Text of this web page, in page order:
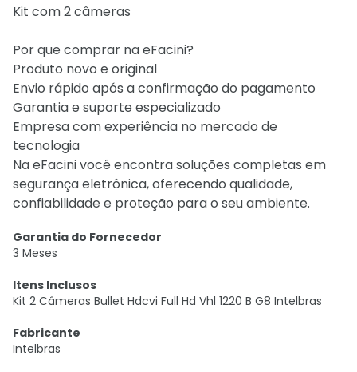
Kit com 2 câmeras
Por que comprar na eFacini?
Produto novo e original
Envio rápido após a confirmação do pagamento
Garantia e suporte especializado
Empresa com experiência no mercado de
tecnologia
Na eFacini você encontra soluções completas em
segurança eletrônica, oferecendo qualidade,
confiabilidade e proteção para o seu ambiente.
Garantia do Fornecedor
3 Meses
Itens Inclusos
Kit 2 Câmeras Bullet Hdcvi Full Hd Vhl 1220 B G8 Intelbras
Fabricante
Intelbras